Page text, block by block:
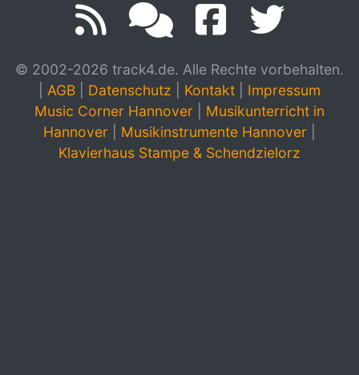
© 2002-2026 track4.de. Alle Rechte vorbehalten.
AGB Datenschutz Kontakt
Impressum
Music Corner Hannover
Musikunterricht in
Hannover
Musikinstrumente Hannover
Klavierhaus Stampe & Schendzielorz